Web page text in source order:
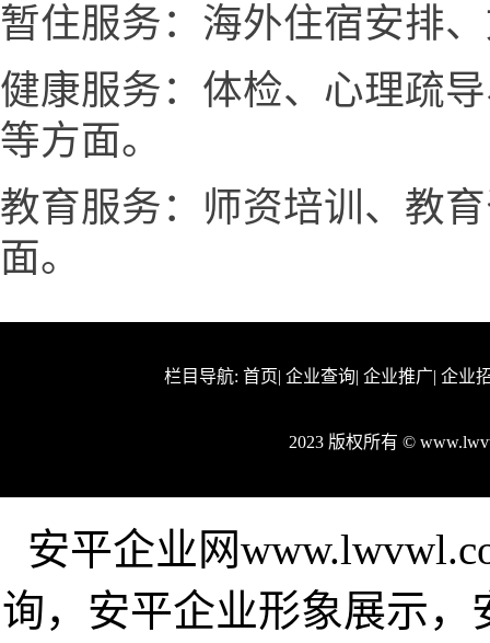
暂住服务：海外住宿安排
健康服务：体检、心理疏
等方面。
教育服务：师资培训、教
面。
栏目导航: 首页| 企业查询| 企业推广| 企业
2023 版权所有 ©
安平企业网
询，安平企业形象展示